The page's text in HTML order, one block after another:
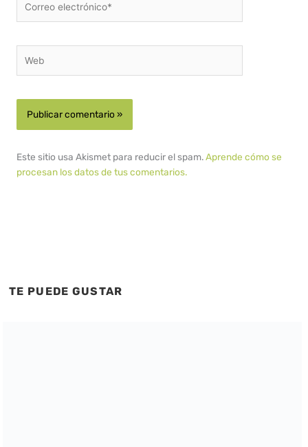
electrónico*
Este sitio usa Akismet para reducir el spam.Aprende cómo se
procesan los datos de tus comentarios.
TE PUEDE GUSTAR